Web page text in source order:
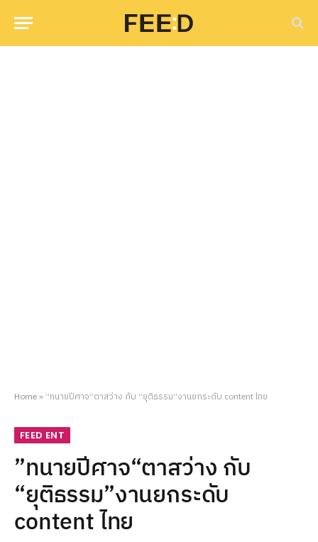
Home» ”ทนายปีศาจ“ตาสว่าง กับ “ยุติธรรม”งานยกระดับ content ไทย
FEED ENT
”ทนายปีศาจ“ตาสว่าง กับ
“ยุติธรรม”งานยกระดับ
content ไทย